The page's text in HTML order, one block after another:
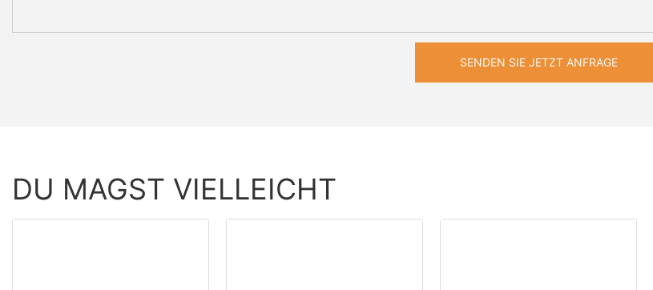
SENDEN SIE JETZT ANFRAGE
DU MAGST VIELLEICHT